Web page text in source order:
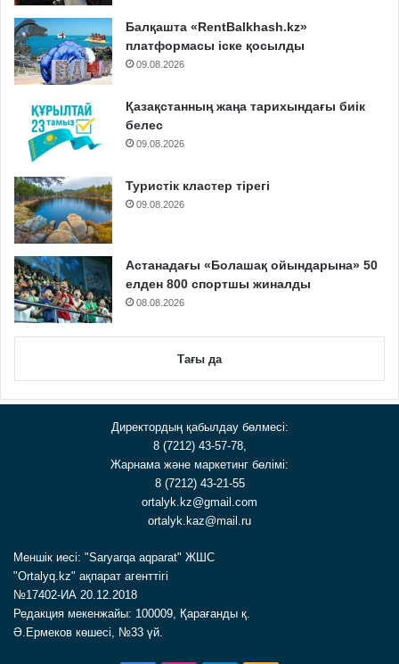
Балқашта «RentBalkhash.kz»
платформасы іске қосылды
09.08.2026
Қазақстанның жаңа тарихындағы биік
белес
09.08.2026
Туристік кластер тірегі
09.08.2026
Астанадағы «Болашақ ойындарына» 50
елден 800 спортшы жиналды
08.08.2026
Тағы да
Директордың қабылдау бөлмесі:
8 (7212) 43-57-78,
Жарнама және маркетинг бөлімі:
8 (7212) 43-21-55
ortalyk.kz@gmail.com
ortalyk.kaz@mail.ru
Меншік иесі: "Saryarqa aqparat" ЖШС
"Ortalyq.kz" ақпарат агенттігі
№17402-ИА 20.12.2018
Редакция мекенжайы: 100009, Қарағанды қ.
Ә.Ермеков көшесі, №33 үй.